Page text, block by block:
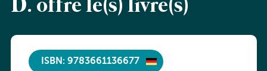
D. offre le(s) livre(s)
ISBN: 9783661136677